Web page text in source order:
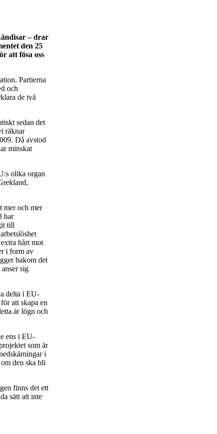
– drar
den 25
att fösa oss
Partierna
och
de två
sedan det
räknar
Då avstod
minskat
olika organ
mer och mer
har
till
hårt mot
i form av
bakom det
sig
delta i EU-
att skapa en
är lögn och
ens i EU-
som är
i
den ska bli
finns det ett
sätt att inte